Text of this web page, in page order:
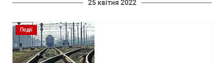
25 квітня 2022
Події